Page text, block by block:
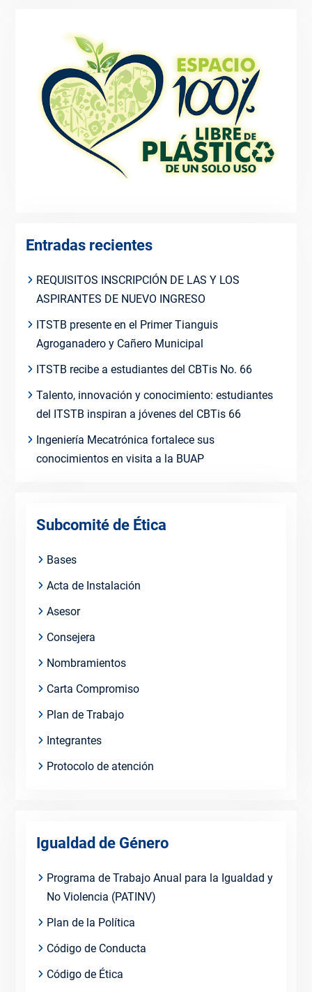
Entradas recientes
REQUISITOS INSCRIPCIÓN DE LAS Y LOS
ASPIRANTES DE NUEVO INGRESO
ITSTB presente en el Primer Tianguis
Agroganadero y Cañero Municipal
ITSTB recibe a estudiantes del CBTis No. 66
Talento, innovación y conocimiento: estudiantes
del ITSTB inspiran a jóvenes del CBTis 66
Ingeniería Mecatrónica fortalece sus
conocimientos en visita a la BUAP
Subcomité de Ética
Bases
Acta de Instalación
Asesor
Consejera
Nombramientos
Carta Compromiso
Plan de Trabajo
Integrantes
Protocolo de atención
Igualdad de Género
Programa de Trabajo Anual para la Igualdad y
No Violencia (PATINV)
Plan de la Política
Código de Conducta
Código de Ética